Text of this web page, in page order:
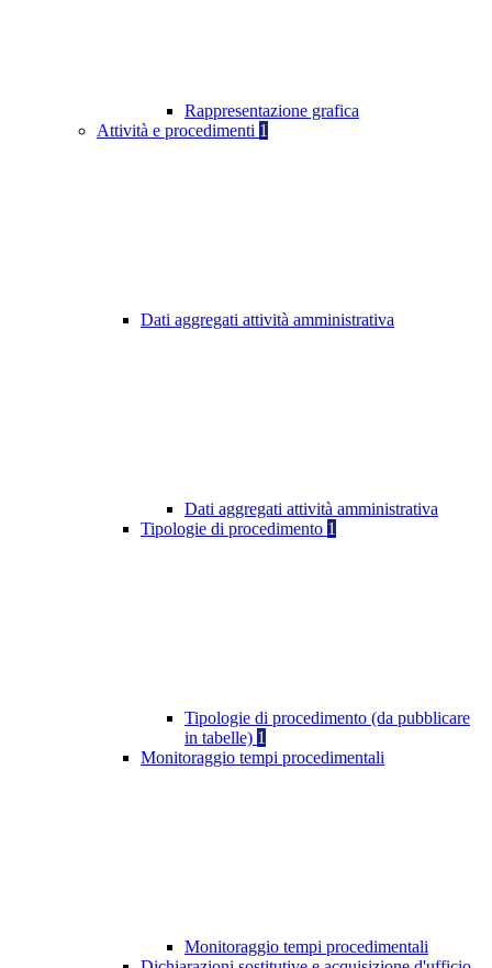
Rappresentazione grafica
Attività e procedimenti 1
Dati aggregati attività amministrativa
Dati aggregati attività amministrativa
Tipologie di procedimento 1
Tipologie di procedimento (da pubblicare
in tabelle) 1
Monitoraggio tempi procedimentali
Monitoraggio tempi procedimentali